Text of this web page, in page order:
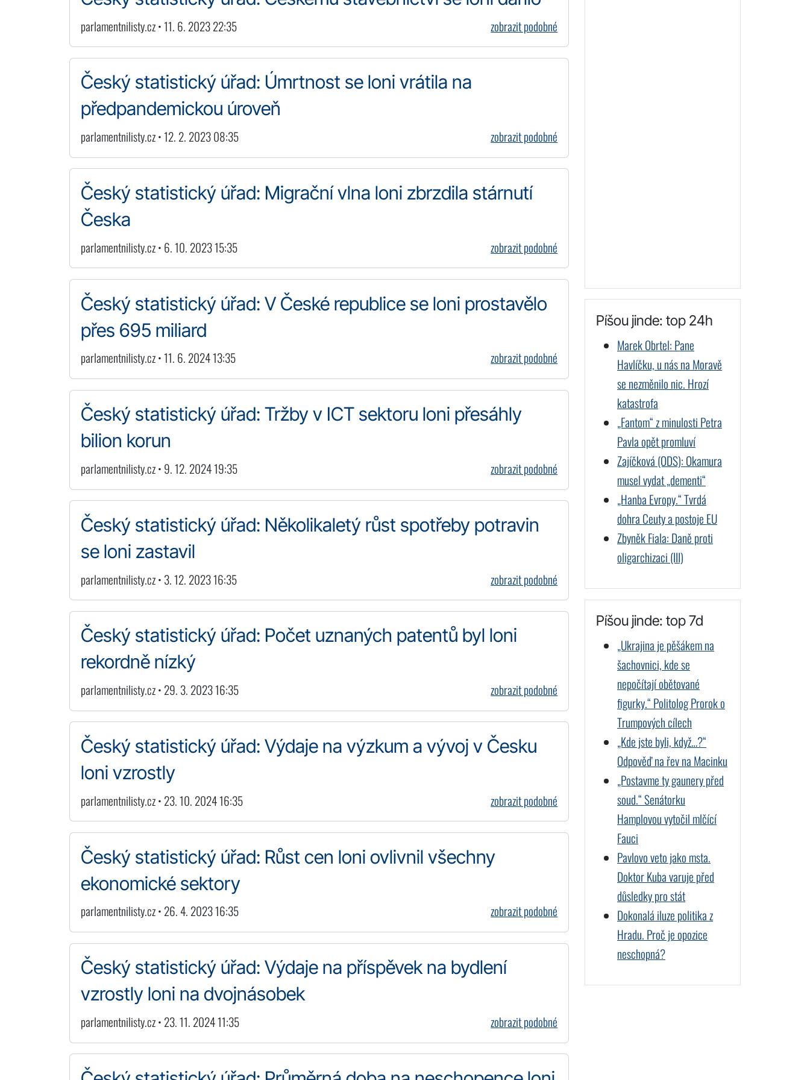
parlamentnilisty.cz • 11. 6. 2023 22:35 zobrazit podobné
Český statistický úřad: Úmrtnost se loni vrátila na
předpandemickou úroveň
parlamentnilisty.cz • 12. 2. 2023 08:35 zobrazit podobné
Český statistický úřad: Migrační vlna loni zbrzdila stárnutí
Česka
parlamentnilisty.cz • 6. 10. 2023 15:35 zobrazit podobné
Český statistický úřad: V České republice se loni prostavělo
přes 695 miliard
parlamentnilisty.cz • 11. 6. 2024 13:35 zobrazit podobné
Český statistický úřad: Tržby v ICT sektoru loni přesáhly
bilion korun
parlamentnilisty.cz • 9. 12. 2024 19:35 zobrazit podobné
Český statistický úřad: Několikaletý růst spotřeby potravin
se loni zastavil
parlamentnilisty.cz • 3. 12. 2023 16:35 zobrazit podobné
Český statistický úřad: Počet uznaných patentů byl loni
rekordně nízký
parlamentnilisty.cz • 29. 3. 2023 16:35 zobrazit podobné
Český statistický úřad: Výdaje na výzkum a vývoj v Česku
loni vzrostly
parlamentnilisty.cz • 23. 10. 2024 16:35 zobrazit podobné
Český statistický úřad: Růst cen loni ovlivnil všechny
ekonomické sektory
parlamentnilisty.cz • 26. 4. 2023 16:35 zobrazit podobné
Český statistický úřad: Výdaje na příspěvek na bydlení
vzrostly loni na dvojnásobek
parlamentnilisty.cz • 23. 11. 2024 11:35 zobrazit podobné
Píšou jinde: top 24h
Marek Obrtel: Pane
Havlíčku, u nás na Moravě
se nezměnilo nic. Hrozí
katastrofa
„Fantom“ z minulosti Petra
Pavla opět promluví
Zajíčková (ODS): Okamura
musel vydat „dementi“
„Hanba Evropy.“ Tvrdá
dohra Ceuty a postoje EU
Zbyněk Fiala: Daně proti
oligarchizaci (III)
Píšou jinde: top 7d
„Ukrajina je pěšákem na
šachovnici, kde se
nepočítají obětované
figurky.“ Politolog Prorok o
Trumpových cílech
„Kde jste byli, když…?“
Odpověď na řev na Macinku
„Postavme ty gaunery před
soud.“ Senátorku
Hamplovou vytočil mlčící
Fauci
Pavlovo veto jako msta.
Doktor Kuba varuje před
důsledky pro stát
Dokonalá iluze politika z
Hradu. Proč je opozice
neschopná?